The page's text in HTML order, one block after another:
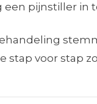
pijnstiller in
stap voor stap